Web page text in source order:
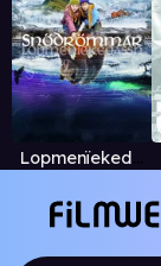
Lopmenïekedassh